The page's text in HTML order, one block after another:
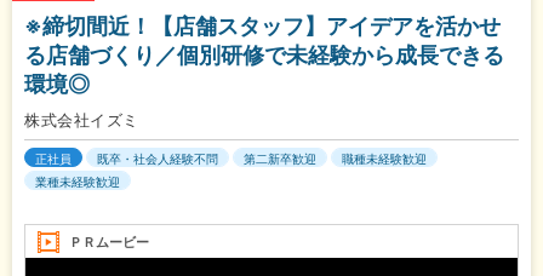
※締切間近！【店舗スタッフ】アイデアを活かせ
る店舗づくり／個別研修で未経験から成長できる
環境◎
株式会社イズミ
正社員 既卒・社会人経験不問 第二新卒歓迎
職種未経験歓迎
業種未経験歓迎
ＰＲムービー